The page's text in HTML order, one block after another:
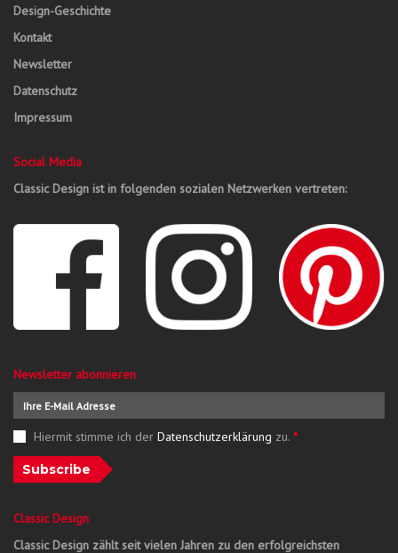
Design-Geschichte
Kontakt
Newsletter
Datenschutz
Impressum
Social Media
Classic Design ist in folgenden sozialen Netzwerken vertreten:
Newsletter abonnieren
Hiermit stimme ich der Datenschutzerklärung zu. *
Subscribe
Classic Design
Classic Design zählt seit vielen Jahren zu den erfolgreichsten